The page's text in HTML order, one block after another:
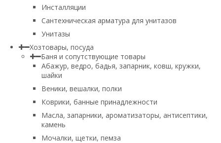
Инсталляции
Сантехническая арматура для унитазов
Унитазы
Хозтовары, посуда
Баня и сопутствующие товары
Абажур, ведро, бадья, запарник, ковш, кружки,
шайки
Веники, вешалки, полки
Коврики, банные принадлежности
Масла, запарники, ароматизаторы, антисептики,
камень
Мочалки, щетки, пемза